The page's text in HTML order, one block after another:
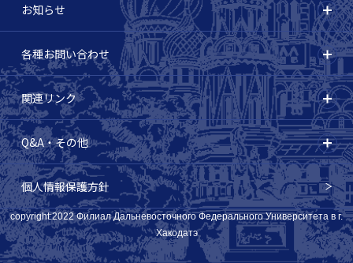
お知らせ
各種お問い合わせ
関連リンク
Q&A・その他
個人情報保護方針
copyright:2022 Филиал Дальневосточного Федерального Университета в г.
Хакодатэ